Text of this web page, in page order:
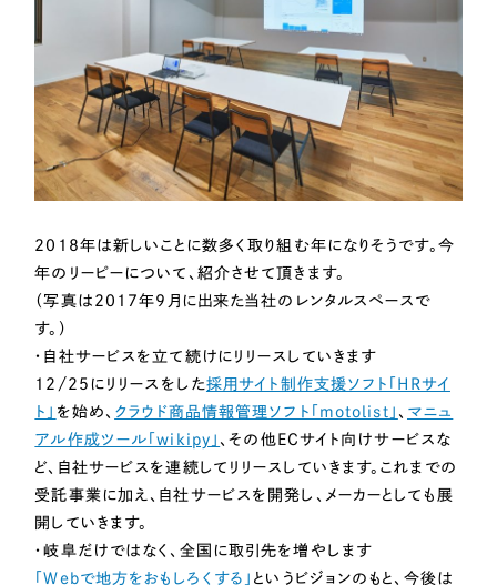
選ばれる理由
Service
サービス紹介
一過性の広告に頼らず、「仕組み」と「ノウハウ」
を残す資産型DX支援をご提供します
会社概要
お役立ち情報Web Produce
リーピーが選ばれる理由
Webサイト制作
コーポレートサイト制作
採用サイト制作
ECサイト制作
ブランドサイト制作
ブランディング支援
制作実績
（624件）
コーポレート・企業サイト （278件）
ブランドサイト・サービスサイト （85件）
ECサイト（オンラインショップ） （43件）
2018年は新しいことに数多く取り組む年になりそうです。今
年のリーピーについて、紹介させて頂きます。
（写真は2017年9月に出来た当社のレンタルスペースで
す。）
・自社サービスを立て続けにリリースしていきます
12/25にリリースをした採用サイト制作支援ソフト「HRサイ
ト」 を始め、 クラウド商品情報管理ソフト「motolist」 、 マニュ
アル作成ツール「wikipy」 、その他ECサイト向けサービスな
ど、自社サービスを連続してリリースしていきます。これまでの
受託事業に加え、自社サービスを開発し、メーカーとしても展
開していきます。
・岐阜だけではなく、全国に取引先を増やします
「Webで地方をおもしろくする」 というビジョンのもと、今後は